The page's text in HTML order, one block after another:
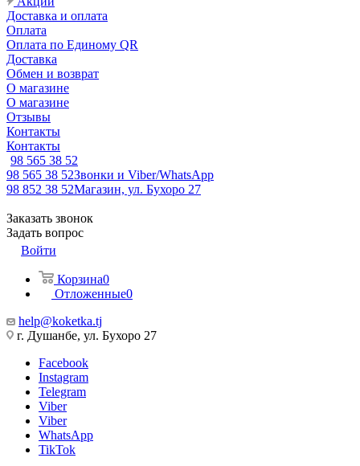
Доставка и оплата
Оплата
Оплата по Единому QR
Доставка
Обмен и возврат
О магазине
О магазине
Отзывы
Контакты
Контакты
98 565 38 52
98 565 38 52Звонки и Viber/WhatsApp
98 852 38 52Магазин, ул. Бухоро 27
Заказать звонок
Задать вопрос
Войти
Корзина0
Отложенные0
help@koketka.tj
г. Душанбе, ул. Бухоро 27
Facebook
Instagram
Telegram
Viber
Viber
WhatsApp
TikTok